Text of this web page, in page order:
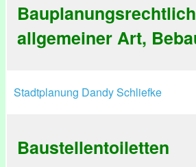
allgemeiner Art,
Stadtplanung Dandy Schliefke
Baustellentoiletten